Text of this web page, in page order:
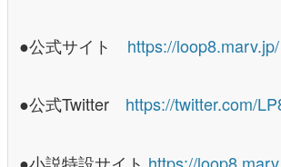
●公式サイト https://loop8.marv.jp/
●公式Twitter https://twitter.com/
●小説特設サイト https://